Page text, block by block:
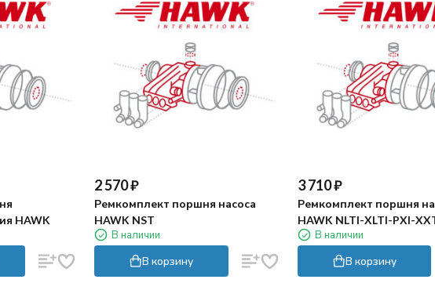
HAWK
2 570₽
Ремкомплект поршня насоса
HAWK NST
В наличии
В корзину
3 710₽
Ремкомплект поршня
HAWK NLTI-XLTI-PXI-
В наличии
В корзину